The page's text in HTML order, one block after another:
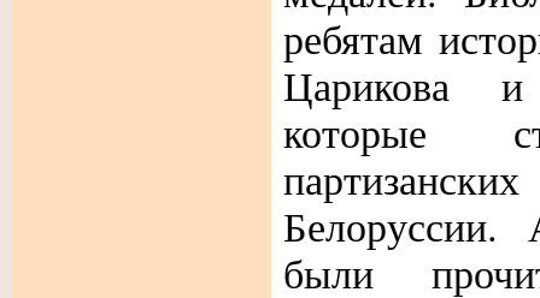
ребятам
Царикова
которые
были